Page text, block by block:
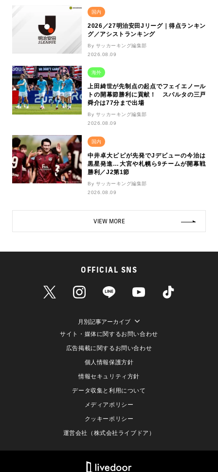
国内
2026／27明治安田Jリーグ｜得点ランキン
グ／アシストランキング
By サッカーキング編集部
2026.08.09
海外
上田綺世が先制点の起点でフェイエノール
トの開幕節勝利に貢献！ スパルタの三戸
舜介は77分まで出場
By サッカーキング編集部
2026.08.09
国内
中井卓大ピピが先発でJデビューの今治は
黒星発進…大宮や札幌ら9チームが開幕戦
勝利／J2第1節
By サッカーキング編集部
2026.08.09
VIEW MORE
OFFICIAL SNS
月別記事アーカイブ
サイト・媒体に関するお問い合わせ
広告掲載に関するお問い合わせ
個人情報保護方針
情報セキュリティ方針
データ収集と利用について
メディアポリシー
クッキーポリシー
運営会社（株式会社ライブドア）